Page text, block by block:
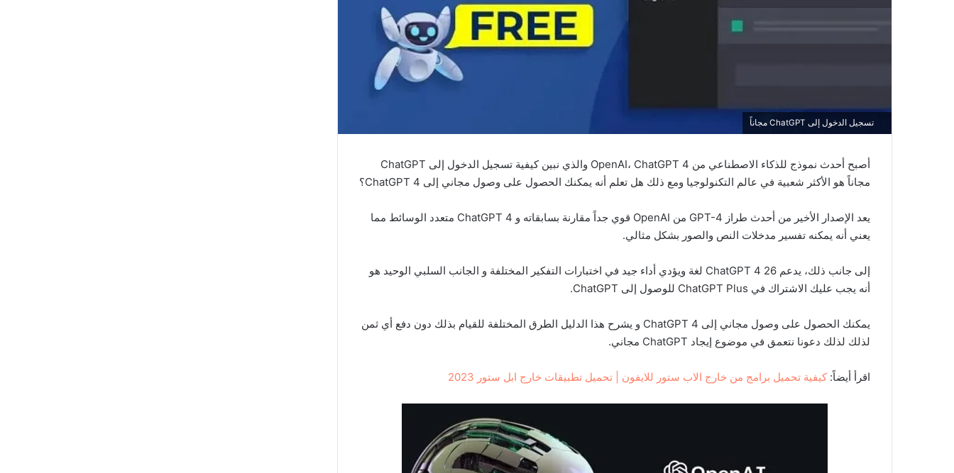
تسجيل الدخول إلى ChatGPT مجاناً
أصبح أحدث نموذج للذكاء الاصطناعي من OpenAI، ChatGPT 4 والذي نبين كيفية تسجيل الدخول إلى ChatGPT
مجاناً هو الأكثر شعبية في عالم التكنولوجيا ومع ذلك هل تعلم أنه يمكنك الحصول على وصول مجاني إلى ChatGPT 4؟
يعد الإصدار الأخير من أحدث طراز GPT-4 من OpenAI قوي جداً مقارنة بسابقاته و ChatGPT 4 متعدد الوسائط مما
يعني أنه يمكنه تفسير مدخلات النص والصور بشكل مثالي.
إلى جانب ذلك، يدعم ChatGPT 4 26 لغة ويؤدي أداء جيد في اختبارات التفكير المختلفة و الجانب السلبي الوحيد هو
أنه يجب عليك الاشتراك في ChatGPT Plus للوصول إلى ChatGPT.
يمكنك الحصول على وصول مجاني إلى ChatGPT 4 و يشرح هذا الدليل الطرق المختلفة للقيام بذلك دون دفع أي ثمن
لذلك لذلك دعونا نتعمق في موضوع إيجاد ChatGPT مجاني.
اقرأ أيضاً: كيفية تحميل برامج من خارج الاب ستور للايفون | تحميل تطبيقات خارج ابل ستور 2023